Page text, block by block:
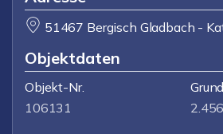
51467 Bergisch Gladbach -
Objektdaten
Objekt-Nr.
106131